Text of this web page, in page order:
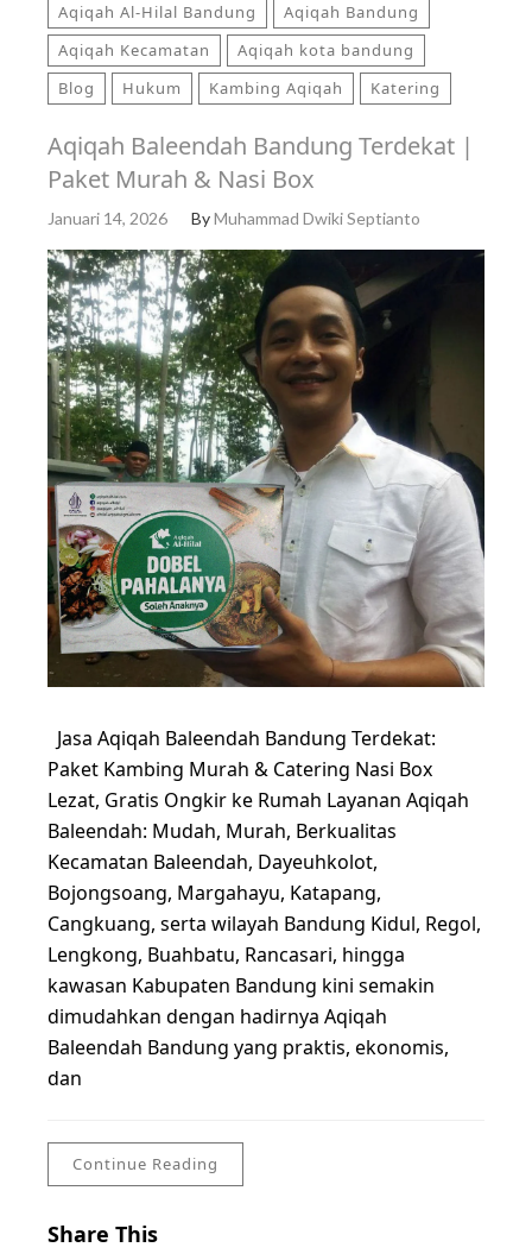
Aqiqah Al-Hilal Bandung
Aqiqah Bandung
Aqiqah Kecamatan
Aqiqah kota bandung
Blog
Hukum Kambing Aqiqah Katering
Aqiqah Baleendah Bandung Terdekat |
Paket Murah & Nasi Box
Januari 14, 2026 ByMuhammad Dwiki Septianto
Jasa Aqiqah Baleendah Bandung Terdekat:
Paket Kambing Murah & Catering Nasi Box
Lezat, Gratis Ongkir ke Rumah Layanan Aqiqah
Baleendah: Mudah, Murah, Berkualitas
Kecamatan Baleendah, Dayeuhkolot,
Bojongsoang, Margahayu, Katapang,
Cangkuang, serta wilayah Bandung Kidul, Regol,
Lengkong, Buahbatu, Rancasari, hingga
kawasan Kabupaten Bandung kini semakin
dimudahkan dengan hadirnya Aqiqah
Baleendah Bandung yang praktis, ekonomis,
dan
Continue Reading
Share This